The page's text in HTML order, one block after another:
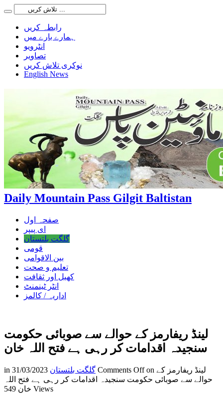
رابطہ کریں
ہمارے بارے میں
انٹرویو
تصاویر
نوکری تلاش کریں
English News
Daily Mountain Pass Gilgit Baltistan
صفحہ اول
ای پیپر
گلگت بلتستان
قومی
بین الاقوامی
تعلیم و صحت
کھیل اور ثقافت
انٹر ٹینمنٹ
اداریہ / کالمز
لینڈ ریفارمز کے حوالے سے صوبائی حکومت
سنجیدہ اقدامات کر رہی ہے فتح اللہ خان
in گلگت بلتستان 31/03/2023 Comments Offon لینڈ ریفارمز کے
حوالے سے صوبائی حکومت سنجیدہ اقدامات کر رہی ہے فتح اللہ
خان 549 Views